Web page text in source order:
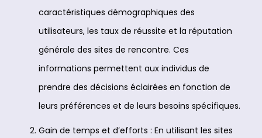
caractéristiques démographiques des
utilisateurs, les taux de réussite et la réputation
générale des sites de rencontre. Ces
informations permettent aux individus de
prendre des décisions éclairées en fonction de
leurs préférences et de leurs besoins spécifiques.
Gain de temps et d’efforts : En utilisant les sites